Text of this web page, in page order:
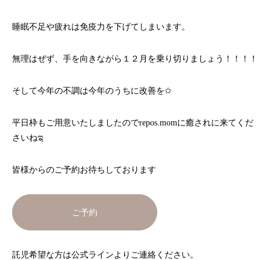
睡眠不足や疲れは免疫力を下げてしまいます。
無理はぜず、手を向きながら１２月を乗り切りましょう！！！！
そして今年の不調は今年のうちに改善を✩
平日枠もご用意いたしましたのでrepos.momに癒されに来てくだ
さいねಇ
皆様からのご予約お待ちしております‪
ご予約
託児希望な方は公式ラインよりご連絡ください。